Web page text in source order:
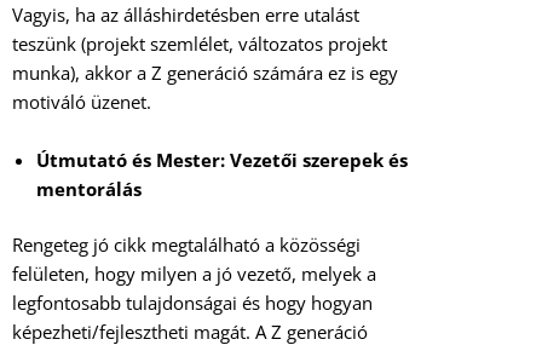
Vagyis, ha az álláshirdetésben erre utalást
teszünk (projekt szemlélet, változatos projekt
munka), akkor a Z generáció számára ez is egy
motiváló üzenet.
Útmutató és Mester: Vezetői szerepek és
mentorálás
Rengeteg jó cikk megtalálható a közösségi
felületen, hogy milyen a jó vezető, melyek a
legfontosabb tulajdonságai és hogy hogyan
képezheti/fejlesztheti magát. A Z generáció